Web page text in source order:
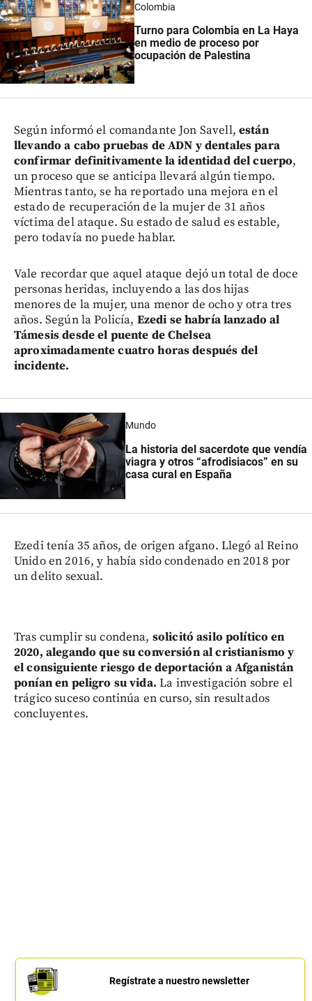
Colombia
Turno para Colombia en La Haya
en medio de proceso por
ocupación de Palestina
Según informó el comandante Jon Savell, están
llevando a cabo pruebas de ADN y dentales para
confirmar definitivamente la identidad del cuerpo,
un proceso que se anticipa llevará algún tiempo.
Mientras tanto, se ha reportado una mejora en el
estado de recuperación de la mujer de 31 años
víctima del ataque. Su estado de salud es estable,
pero todavía no puede hablar.
Vale recordar que aquel ataque dejó un total de doce
personas heridas, incluyendo a las dos hijas
menores de la mujer, una menor de ocho y otra tres
años. Según la Policía, Ezedi se habría lanzado al
Támesis desde el puente de Chelsea
aproximadamente cuatro horas después del
incidente.
Mundo
La historia del sacerdote que vendía
viagra y otros “afrodisiacos” en su
casa cural en España
Ezedi tenía 35 años, de origen afgano. Llegó al Reino
Unido en 2016, y había sido condenado en 2018 por
un delito sexual.
Tras cumplir su condena, solicitó asilo político en
2020, alegando que su conversión al cristianismo y
el consiguiente riesgo de deportación a Afganistán
ponían en peligro su vida.La investigación sobre el
trágico suceso continúa en curso, sin resultados
concluyentes.
Regístrate a nuestro newsletter